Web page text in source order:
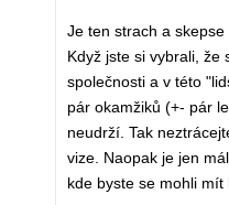
Je ten strach a
Když jste si vybrali, že
společnosti a v této
pár okamžiků (+- pár
neudrží. Tak
vize. Naopak je jen
kde byste se mohli